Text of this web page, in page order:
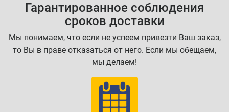
Гарантированное соблюдения
сроков доставки
Мы понимаем, что если не успеем привезти Ваш заказ,
то Вы в праве отказаться от него. Если мы обещаем,
мы делаем!